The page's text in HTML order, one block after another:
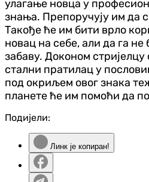
улагање новца у
знања. Препоручују им да
Такође ће им бити врло
новац на себе, али да га не
забаву. Доконом
стални пратилац у
под окриљем овог знака
планете ће им помоћи да
Подијели:
Линк је копиран!